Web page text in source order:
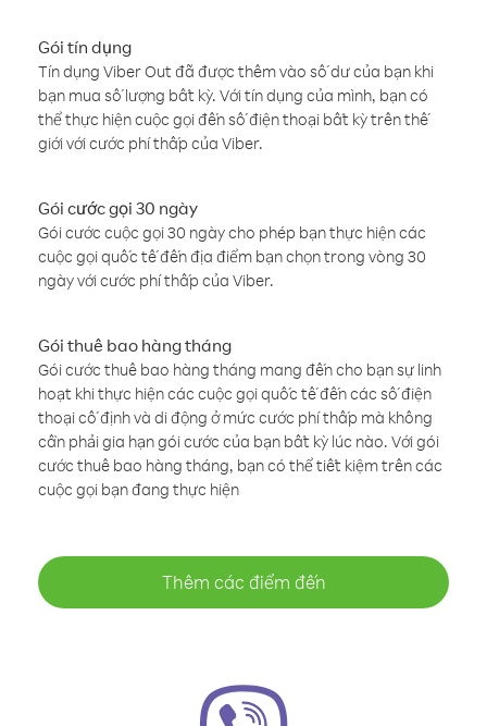
Gói tín dụng
Tín dụng Viber Out đã được thêm vào số dư của bạn khi
bạn mua số lượng bất kỳ. Với tín dụng của mình, bạn có
thể thực hiện cuộc gọi đến số điện thoại bất kỳ trên thế
giới với cước phí thấp của Viber.
Gói cước gọi 30 ngày
Gói cước cuộc gọi 30 ngày cho phép bạn thực hiện các
cuộc gọi quốc tế đến địa điểm bạn chọn trong vòng 30
ngày với cước phí thấp của Viber.
Gói thuê bao hàng tháng
Gói cước thuê bao hàng tháng mang đến cho bạn sự linh
hoạt khi thực hiện các cuộc gọi quốc tế đến các số điện
thoại cố định và di động ở mức cước phí thấp mà không
cần phải gia hạn gói cước của bạn bất kỳ lúc nào. Với gói
cước thuê bao hàng tháng, bạn có thể tiết kiệm trên các
cuộc gọi bạn đang thực hiện
Thêm các điểm đến